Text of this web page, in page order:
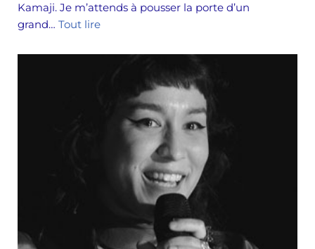
Kamaji. Je m’attends à pousser la porte d’un
grand… Tout lire